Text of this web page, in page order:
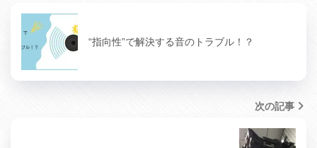
“指向性”で解決する音のトラブル！？
次の記事